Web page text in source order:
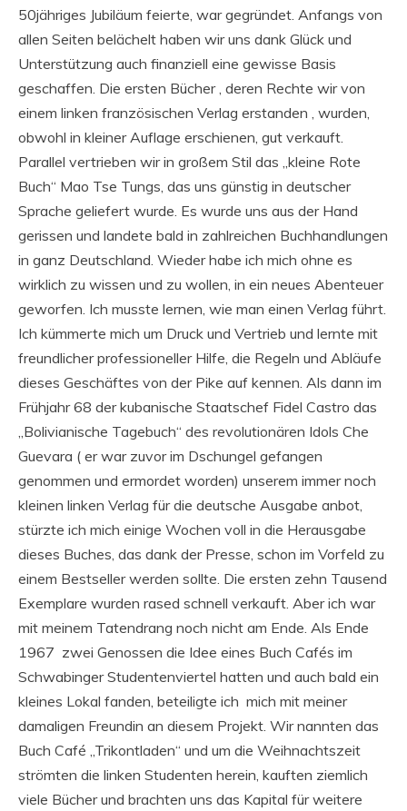
50jähriges Jubiläum feierte, war gegründet. Anfangs von
allen Seiten belächelt haben wir uns dank Glück und
Unterstützung auch finanziell eine gewisse Basis
geschaffen. Die ersten Bücher , deren Rechte wir von
einem linken französischen Verlag erstanden , wurden,
obwohl in kleiner Auflage erschienen, gut verkauft.
Parallel vertrieben wir in großem Stil das „kleine Rote
Buch“ Mao Tse Tungs, das uns günstig in deutscher
Sprache geliefert wurde. Es wurde uns aus der Hand
gerissen und landete bald in zahlreichen Buchhandlungen
in ganz Deutschland. Wieder habe ich mich ohne es
wirklich zu wissen und zu wollen, in ein neues Abenteuer
geworfen. Ich musste lernen, wie man einen Verlag führt.
Ich kümmerte mich um Druck und Vertrieb und lernte mit
freundlicher professioneller Hilfe, die Regeln und Abläufe
dieses Geschäftes von der Pike auf kennen. Als dann im
Frühjahr 68 der kubanische Staatschef Fidel Castro das
„Bolivianische Tagebuch“ des revolutionären Idols Che
Guevara ( er war zuvor im Dschungel gefangen
genommen und ermordet worden) unserem immer noch
kleinen linken Verlag für die deutsche Ausgabe anbot,
stürzte ich mich einige Wochen voll in die Herausgabe
dieses Buches, das dank der Presse, schon im Vorfeld zu
einem Bestseller werden sollte. Die ersten zehn Tausend
Exemplare wurden rased schnell verkauft. Aber ich war
mit meinem Tatendrang noch nicht am Ende. Als Ende
1967 zwei Genossen die Idee eines Buch Cafés im
Schwabinger Studentenviertel hatten und auch bald ein
kleines Lokal fanden, beteiligte ich mich mit meiner
damaligen Freundin an diesem Projekt. Wir nannten das
Buch Café „Trikontladen“ und um die Weihnachtszeit
strömten die linken Studenten herein, kauften ziemlich
viele Bücher und brachten uns das Kapital für weitere